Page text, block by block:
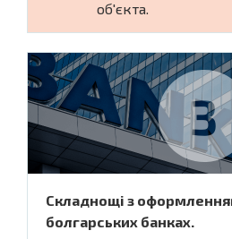
об'єкта.
Складнощі з
болгарських банках.